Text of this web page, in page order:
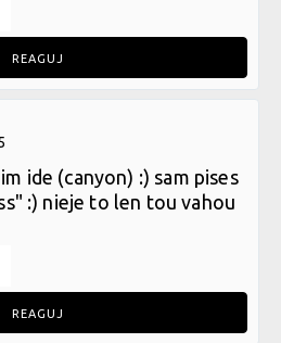
REAGUJ
ide (canyon) :) sam pises
:) nieje to len tou vahou
REAGUJ